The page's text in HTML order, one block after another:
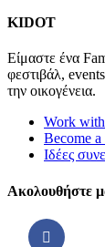
KIDOT
Είμαστε ένα
φεστιβάλ,
την οικογένεια.
Work
Become
Ιδέες
Ακολουθήστε